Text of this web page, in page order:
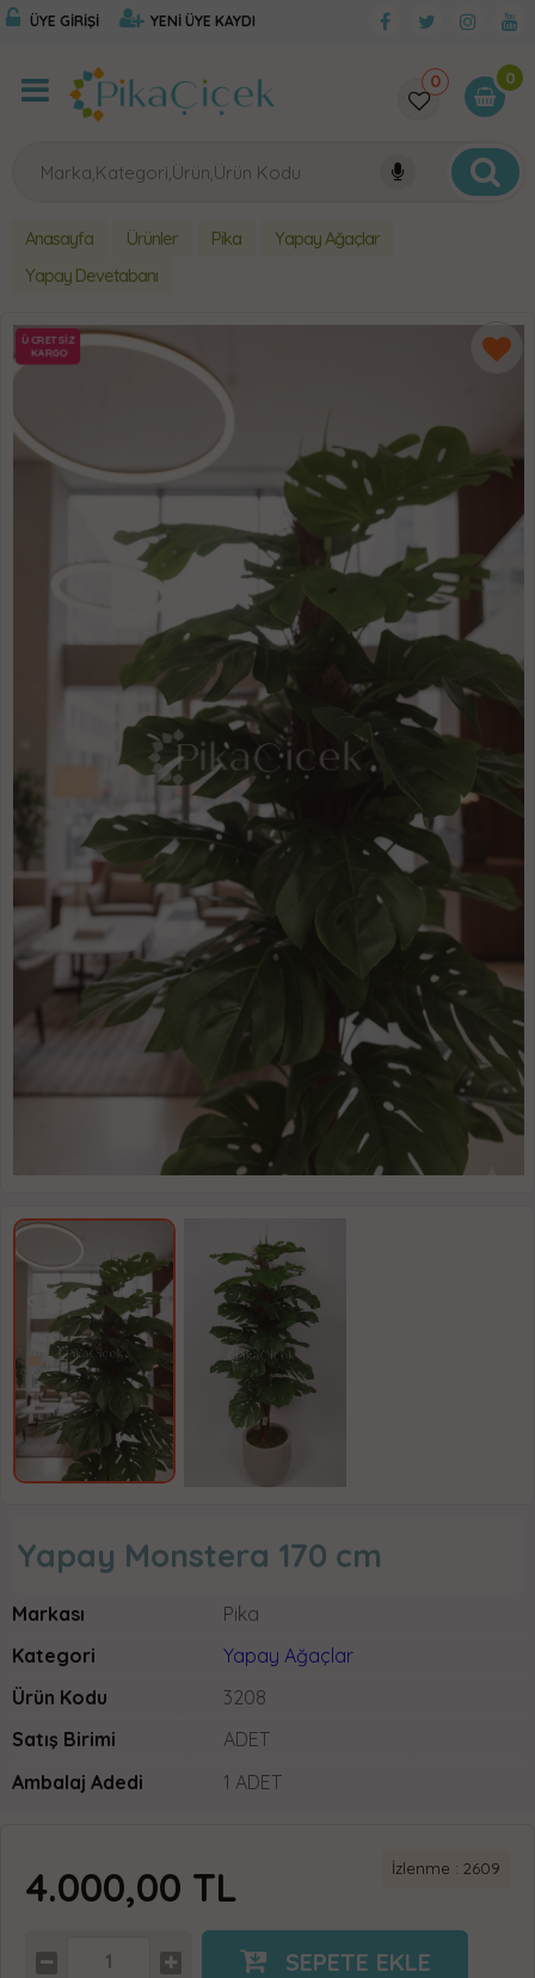
YENİ ÜYE KAYDI
ÜYE GİRİŞİ
0 0
Anasayfa Ürünler Pika
Yapay Ağaçlar
Yapay Devetabanı
ÜCRETSİZ
KARGO
Yapay Monstera 170 cm
Markası
Pika
Kategori
Yapay Ağaçlar
Ürün Kodu
3208
Satış Birimi
ADET
Ambalaj Adedi
1 ADET
İzlenme : 2609
4.000,00 TL
SEPETE EKLE